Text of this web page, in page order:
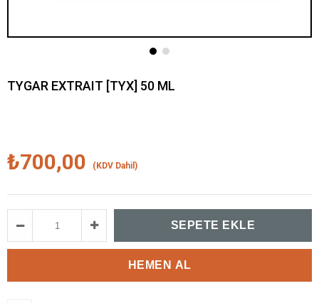
TYGAR EXTRAIT [TYX] 50 ML
₺700,00 (KDV Dahil)